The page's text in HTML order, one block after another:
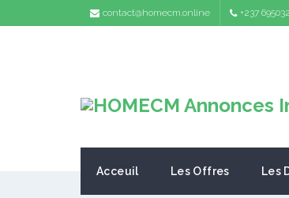
contact@homecm.online +237
Acceuil Les Offres Les